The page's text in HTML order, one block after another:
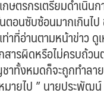
ษตรกรเตรียมดำเนิน
ตอนซับซ้อนมากเกิน
าที่อ่านตามหน้าข่าว
ารผิดหรือไม่ครบถ้ว
ทั้งหมดก็จะถูกทำลา
ายไป ” นายประพัฒ